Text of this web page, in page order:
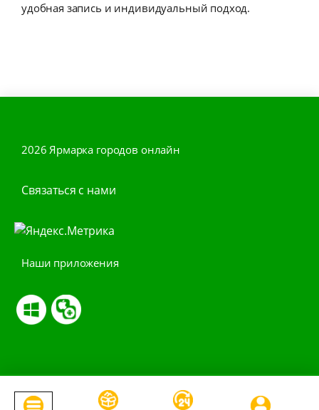
удобная запись и индивидуальный подход.
2026 Ярмарка городов онлайн
Связаться с нами
Наши приложения